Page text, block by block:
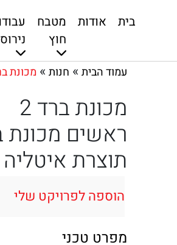
בית אודות
מטבח
חוץ
עמוד הבית » חנות » מכונת ברד 2 ראשים מכונת ברד
מכונת ברד 2
ראשים מכונת
תוצרת איטליה
הוספה לפרויקט שלי
מפרט טכני